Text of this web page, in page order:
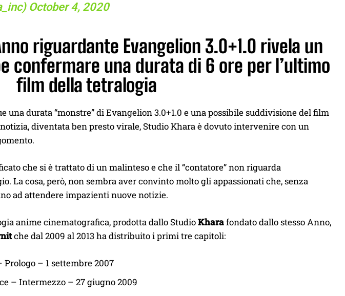
October 4, 2020
riguardante Evangelion 3.0+1.0 rivela un
confermare una durata di 6 ore per l’ultimo
film della tetralogia
durata “monstre” di Evangelion 3.0+1.0 e una possibile suddivisione del film
diventata ben presto virale, Studio Khara è dovuto intervenire con un
che si è trattato di un malinteso e che il “contatore” non riguarda
La cosa, però, non sembra aver convinto molto gli appassionati che, senza
ad attendere impazienti nuove notizie.
anime cinematografica, prodotta dallo StudioKharafondato dallo stesso Anno,
che dal 2009 al 2013 ha distribuito i primi tre capitoli:
– 1 settembre 2007
– Intermezzo – 27 giugno 2009